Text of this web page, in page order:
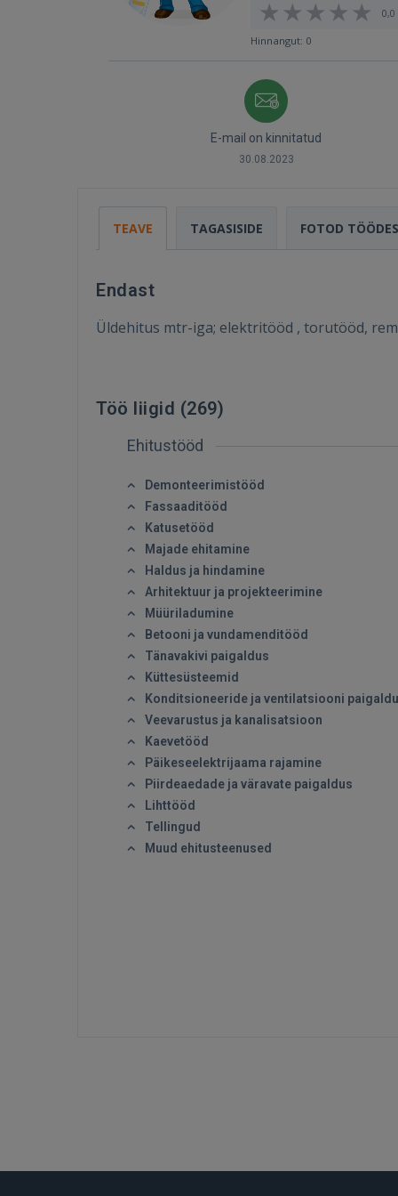
0,0
Hinnangut: 0
E-mail on kinnitatud
30.08.2023
TEAVE TAGASISIDE FOTOD
Endast
Üldehitus mtr-iga; elektritööd , torutööd,
Töö liigid (269)
Ehitustööd
Demonteerimistööd
Fassaaditööd
Katusetööd
Majade ehitamine
Haldus ja hindamine
Arhitektuur ja projekteerimine
Müüriladumine
Betooni ja vundamenditööd
Tänavakivi paigaldus
Küttesüsteemid
Konditsioneeride ja ventilatsiooni
Veevarustus ja kanalisatsioon
Kaevetööd
Päikeseelektrijaama rajamine
Piirdeaedade ja väravate paigaldus
Lihttööd
Tellingud
Muud ehitusteenused